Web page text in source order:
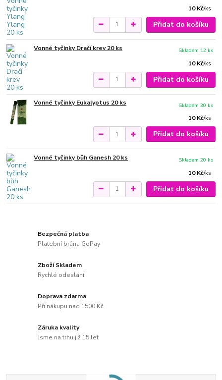
10 Kč/ks
Přidat do košíku
Vonné tyčinky Dračí krev 20 ks
10 Kč/ks
Skladem 12 ks
Přidat do košíku
Vonné tyčinky Eukalyptus 20 ks
10 Kč/ks
Skladem 30 ks
Přidat do košíku
Vonné tyčinky bůh Ganesh 20 ks
10 Kč/ks
Skladem 20 ks
Přidat do košíku
Bezpečná platba
Platební brána GoPay
Zboží Skladem
Rychlé odeslání
Doprava zdarma
Při nákupu nad 1500 Kč
Záruka kvality
Jsme na trhu již 15 let